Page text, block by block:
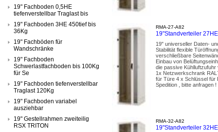
19" Fachboden 0,5HE
tiefenverstellbar Traglast bis
19" Fachboden 3HE 450tief bis
36Kg
19" Fachböden für
Wandschränke
19" Fachboden
Schwerlastfachboden bis 100Kg
für Se
19" Fachboden tiefenverstellbar
Traglast 120Kg
19" Fachboden variabel
ausziehbar
19" Gestellrahmen zweiteilig
RSX TRITON
RMA-27-A82
19"Standverteiler
19" universeller Daten-
Stabilität flexible
verschließbare
Einbau von
die passive
1x Netzwerkschrank
für Türe 4 x Schlüssel für
Spedition , bitte anfragen !
RMA-32-A82
19"Standverteiler